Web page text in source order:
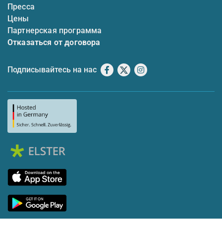
Пресса
Цены
Партнерская программа
Отказаться от договора
Подписывайтесь на нас Facebook
X Instagram